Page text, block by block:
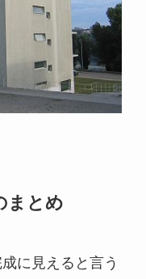
まとめ
に見えると言う